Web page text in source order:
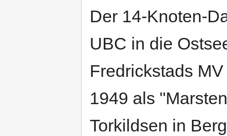
Der 14-Knoten-
UBC in die
Fredrickstads
1949 als
Torkildsen in